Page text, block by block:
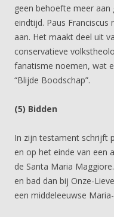
geen behoefte meer aan
eindtijd. Paus
aan. Het maakt deel uit
conservatieve
fanatisme noemen, wat
“Blijde Boodschap”.
(5) Bidden
In zijn testament schrijft
en op het einde van een
de Santa Maria
en bad dan bij Onze-
een middeleeuwse